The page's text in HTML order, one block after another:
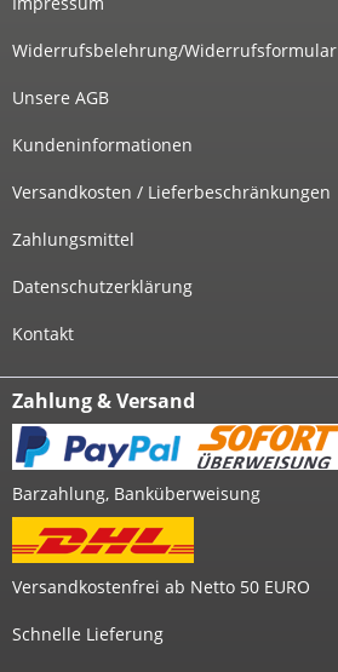
Widerrufsbelehrung/Widerrufsformular
Unsere AGB
Kundeninformationen
Versandkosten / Lieferbeschränkungen
Zahlungsmittel
Datenschutzerklärung
Kontakt
Zahlung & Versand
Barzahlung, Banküberweisung
Versandkostenfrei ab Netto 50 EURO
Schnelle Lieferung